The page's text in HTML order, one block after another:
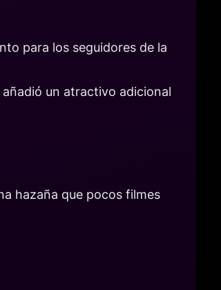
para los seguidores de la
un atractivo adicional
hazaña que pocos filmes